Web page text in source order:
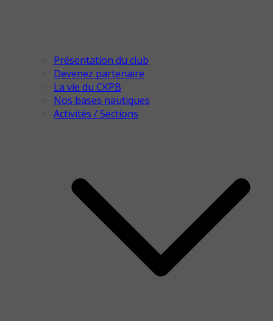
Présentation du club
Devenez partenaire
La vie du CKPB
Nos bases nautiques
Activités / Sections